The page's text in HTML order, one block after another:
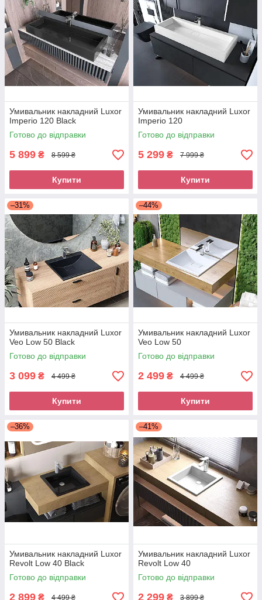
Умивальник накладний Luxor
Imperio 120 Black
Готово до відправки
5 899 ₴ 8 599 ₴
Купити
Умивальник накладний Luxor
Imperio 120
Готово до відправки
5 299 ₴ 7 999 ₴
Купити
–31%
Умивальник накладний Luxor
Veo Low 50 Black
Готово до відправки
3 099 ₴ 4 499 ₴
Купити
–44%
Умивальник накладний Luxor
Veo Low 50
Готово до відправки
2 499 ₴ 4 499 ₴
Купити
–36%
Умивальник накладний Luxor
Revolt Low 40 Black
Готово до відправки
2 899 ₴ 4 499 ₴
–41%
Умивальник накладний Luxor
Revolt Low 40
Готово до відправки
2 299 ₴ 3 899 ₴